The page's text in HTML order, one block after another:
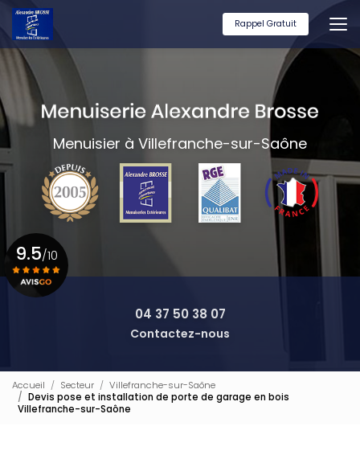
Aller
contenu
principal
Rappel Gratuit
Menuisier à Villefranche-sur-Saône
04 37 50 38 07
Contactez-nous
9.5/10
Accueil Secteur
Villefranche-sur-Saône
Devis pose et installation de porte de garage en bois
Villefranche-sur-Saône